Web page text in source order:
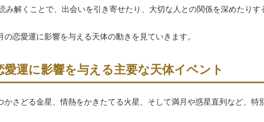
み解くことで、出会いを引き寄せたり、大切な人との関係を深めたり
の恋愛運に影響を与える天体の動きを見ていきます。
愛運に影響を与える主要な天体イベント
かさどる金星、情熱をかきたてる火星、そして満月や惑星直列など、特